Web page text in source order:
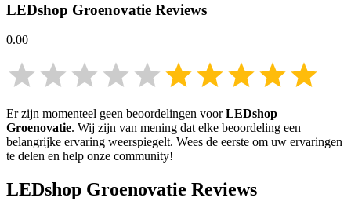
LEDshop Groenovatie Reviews
0.00
Er zijn momenteel geen beoordelingen voorLEDshop
Groenovatie. Wij zijn van mening dat elke beoordeling een
belangrijke ervaring weerspiegelt. Wees de eerste om uw ervaringen
te delen en help onze community!
LEDshop Groenovatie Reviews